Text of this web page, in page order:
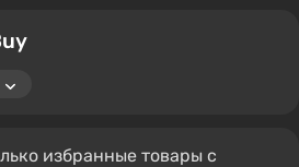
избранные товары с